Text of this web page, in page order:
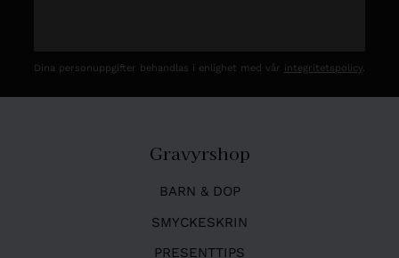
Dina personuppgifter behandlas i enlighet med vår integritetspolicy.
Gravyrshop
BARN & DOP
SMYCKESKRIN
PRESENTTIPS